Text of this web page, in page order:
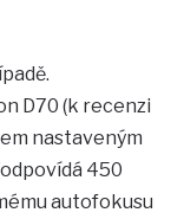
D70 (k recenzi
nastaveným
450
autofokusu